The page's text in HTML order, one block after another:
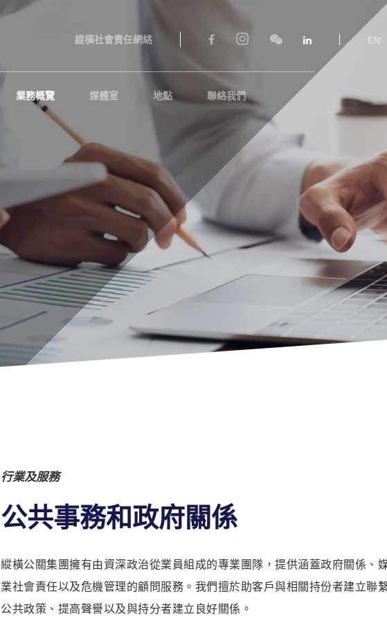
縱橫社會責任網絡 EN
業務概覽 媒體室 地點 聯絡我們
行業及服務
公共事務和政府關係
縱橫公關集團擁有由資深政治從業員組成的專業團隊，提供涵蓋政府關係、
業社會責任以及危機管理的顧問服務。我們擅於助客戶與相關持份者建立聯
公共政策、提高聲譽以及與持分者建立良好關係。